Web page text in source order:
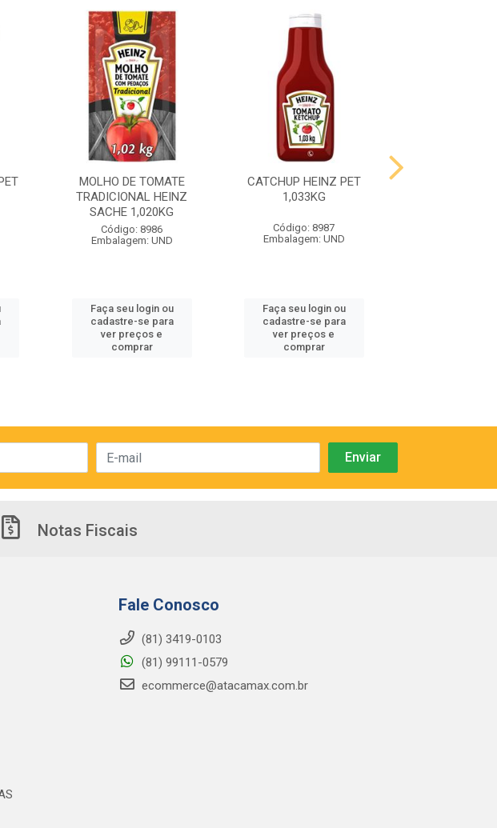
MOLHO DE TOMATE
TRADICIONAL HEINZ
SACHE 1,020KG
Código: 8986
Embalagem: UND
Faça seu login ou
cadastre-se para
ver preços e
comprar
CATCHUP HEINZ PET
1,033KG
Código: 8987
Embalagem: UND
Faça seu login ou
cadastre-se para
ver preços e
comprar
Notas Fiscais
Fale Conosco
(81) 3419-0103
(81) 99111-0579
ecommerce@atacamax.com.br